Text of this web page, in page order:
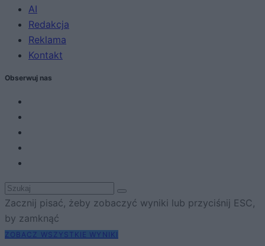
AI
Redakcja
Reklama
Kontakt
Obserwuj nas
Zacznij pisać, żeby zobaczyć wyniki lub przyciśnij ESC,
by zamknąć
ZOBACZ WSZYSTKIE WYNIKI